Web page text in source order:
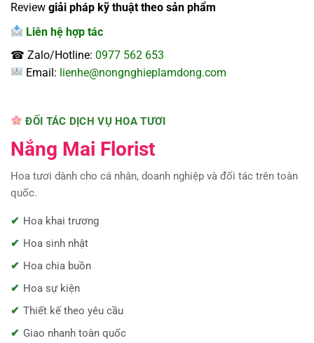
Review giải pháp kỹ thuật theo sản phẩm
Liên hệ hợp tác
☎ Zalo/Hotline: 0977 562 653
Email: lienhe@nongnghieplamdong.com
ĐỐI TÁC DỊCH VỤ HOA TƯƠI
Nắng Mai Florist
Hoa tươi dành cho cá nhân, doanh nghiệp và đối tác trên toàn
quốc.
Hoa khai trương
Hoa sinh nhật
Hoa chia buồn
Hoa sự kiện
Thiết kế theo yêu cầu
Giao nhanh toàn quốc